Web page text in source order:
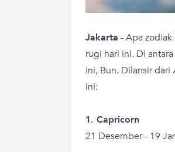
Jakarta - Apa
rugi hari ini. Di
ini, Bun. Dilansir dari
ini:
1. Capricorn
21 Desember - 19